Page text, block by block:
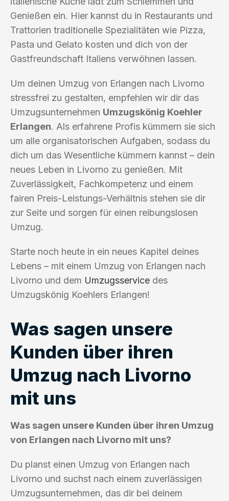
Genießen ein. Hier kannst du in Restaurants und
Trattorien traditionelle Spezialitäten wie Pizza,
Pasta und Gelato kosten und dich von der
Gastfreundschaft Italiens verwöhnen lassen.
Um deinen Umzug von Erlangen nach Livorno
stressfrei zu gestalten, empfehlen wir dir das
Umzugsunternehmen Umzugskönig Koehler
Erlangen. Als erfahrene Profis kümmern sie sich
um alle organisatorischen Aufgaben, sodass du
dich um das Wesentliche kümmern kannst – dein
neues Leben in Livorno zu genießen. Mit
Zuverlässigkeit, Fachkompetenz und einem
fairen Preis-Leistungs-Verhältnis stehen sie dir
zur Seite und sorgen für einen reibungslosen
Umzug.
Starte noch heute in ein neues Kapitel deines
Lebens – mit einem Umzug von Erlangen nach
Livorno und dem Umzugsservice des
Umzugskönig Koehlers Erlangen!
Was sagen unsere
Kunden über ihren
Umzug nach Livorno
mit uns
Was sagen unsere Kunden über ihren Umzug
von Erlangen nach Livorno mit uns?
Du planst einen Umzug von Erlangen nach
Livorno und suchst nach einem zuverlässigen
Umzugsunternehmen, das dir bei deinem